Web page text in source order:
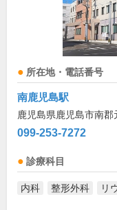
所在地・電話番号
南鹿児島駅
鹿児島県鹿児島市南
099-253-7272
診療科目
内科 整形外科 リ